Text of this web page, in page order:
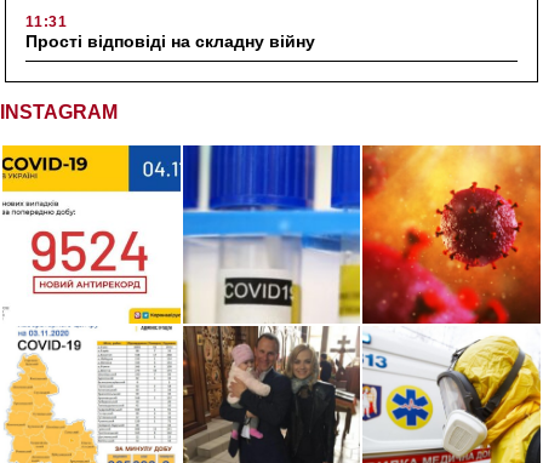
11:31
Прості відповіді на складну війну
INSTAGRAM